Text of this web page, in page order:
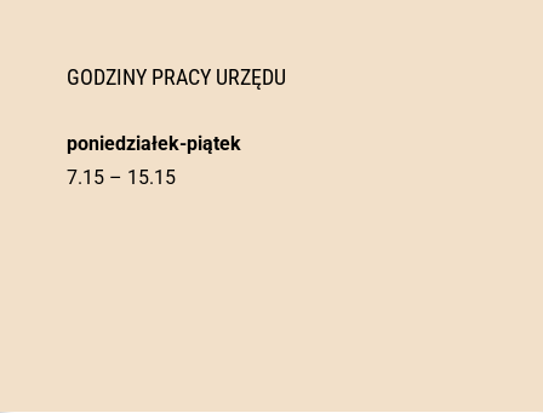
GODZINY PRACY URZĘDU
poniedziałek-piątek
7.15 – 15.15